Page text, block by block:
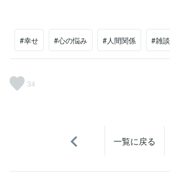
#幸せ #心の悩み #人間関係 #雑談
34
一覧に戻る